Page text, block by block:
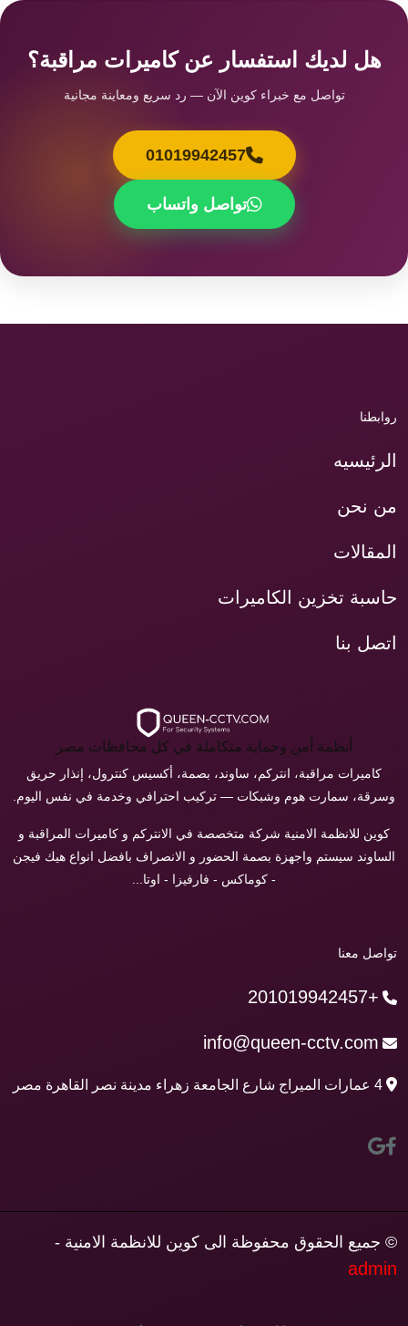
هل لديك استفسار عن كاميرات مراقبة؟
تواصل مع خبراء كوين الآن — رد سريع ومعاينة مجانية
01019942457
تواصل واتساب
روابطنا
الرئيسيه
من نحن
المقالات
حاسبة تخزين الكاميرات
اتصل بنا
أنظمة أمن وحماية متكاملة في كل محافظات مصر
كاميرات مراقبة، انتركم، ساوند، بصمة، أكسيس كنترول، إنذار حريق
وسرقة، سمارت هوم وشبكات — تركيب احترافي وخدمة في نفس اليوم.
كوين للانظمة الامنية شركة متخصصة في الانتركم و كاميرات المراقبة و
الساوند سيستم واجهزة بصمة الحضور و الانصراف بافضل انواع هيك فيجن
- كوماكس - فارفيزا - اوتا...
تواصل معنا
+201019942457
info@queen-cctv.com
4 عمارات الميراج شارع الجامعة زهراء مدينة نصر القاهرة مصر
© جميع الحقوق محفوظة الى كوين للانظمة الامنية -
admin